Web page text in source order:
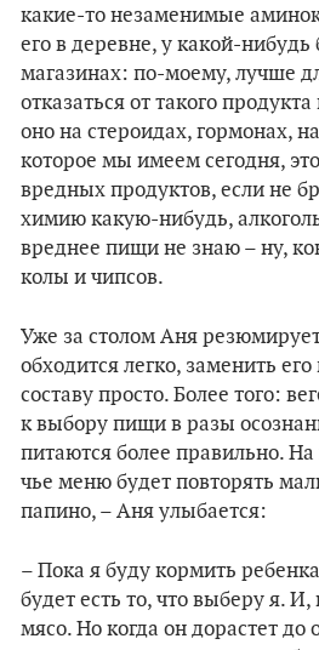
какие-то незаменимые
его в деревне, у какой-
магазинах: по-моему, лучше
отказаться от такого
оно на стероидах, гормонах,
которое мы имеем сегодня,
вредных продуктов, если не
химию какую-нибудь,
вреднее пищи не знаю – ну,
колы и чипсов.
Уже за столом Аня
обходится легко, заменить
составу просто. Более того:
к выбору пищи в разы
питаются более правильно. На
чье меню будет повторять
папино, – Аня улыбается:
– Пока я буду кормить
будет есть то, что выберу я. И,
мясо. Но когда он дорастет до